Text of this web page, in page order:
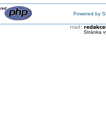
Powered by
Stránka